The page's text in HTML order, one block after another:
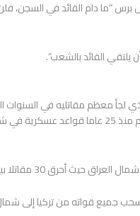
برس “ما دام القائد في السجن،
يلتقي القائد بالشعب”.
لجأ معظم مقاتليه في
عدة خطوات تاريخية نحو إنهاء قتاله ضد تركيا
بينهم أربعة قياديين أسلحتهم.
تشرين الأول/أكتوبر سحب جميع قواته من